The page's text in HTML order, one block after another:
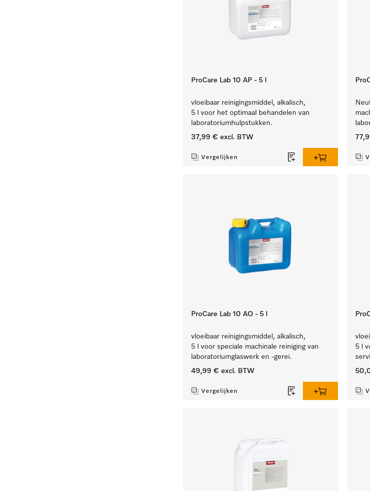
ProCare Lab 10 AP - 5 l
vloeibaar reinigingsmiddel, alkalisch,
5 l voor het optimaal behandelen van
laboratoriumhulpstukken.
37,99 € excl. BTW
Vergelijken
ProCare Lab 10 AO - 5 l
vloeibaar reinigingsmiddel, alkalisch,
5 l voor speciale machinale reiniging van
laboratoriumglaswerk en -gerei.
49,99 € excl. BTW
Vergelijken
5 l